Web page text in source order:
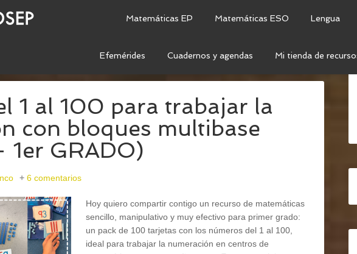
Matemáticas EP Matemáticas ESO Lengua
Efemérides Cuadernos y agendas Mi tienda de
1 al 100 para trabajar la
con bloques multibase
1er GRADO)
6 comentarios
Hoy quiero compartir contigo un recurso de matemáticas
sencillo, manipulativo y muy efectivo para primer grado:
un pack de 100 tarjetas con los números del 1 al 100,
ideal para trabajar la numeración en centros de